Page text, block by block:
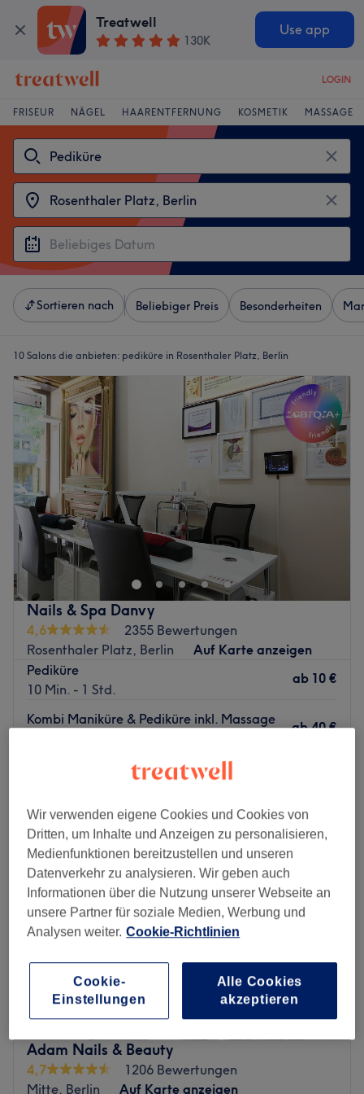
Treatwell
130K
Use app
LOGIN
FRISEUR NÄGEL HAARENTFERNUNG KOSMETIK MASSAGE
Sortieren nach Beliebiger Preis Besonderheiten
10 Salons die anbieten: pediküre in Rosenthaler Platz, Berlin
Nails & Spa Danvy
4,6
2355 Bewertungen
Rosenthaler Platz, Berlin
Auf Karte anzeigen
Pediküre
10 Min. - 1 Std.
ab 10 €
Kombi Maniküre & Pediküre inkl. Massage
ab 40 €
Dienstag
10:00– 20:00
Mittwoch
10:00–20:00
Donnerstag
10:00–20:00
Freitag
10:00–20:00
Samstag
10:00–18:00
Sonntag
Geschlossen
Besuche die Spezialisten für Nailart bei Nails & Spa
Danvy in Berlin Mitte! Hier heißt man dich in freundlicher
und gemütlicher Atmosphäre herzlich willkommen. Hier
bekommst du professionelle Nageldesign nach neuesten
Trends und Techniken und klassisch pflegende
Behandlungen für Hände und Füße. Außerdem findest du
auch Wimpern- und Augenbrauenbehandlungen,
Adam Nails & Beauty
4,7
1206 Bewertungen
Mitte, Berlin
Auf Karte anzeigen
Wir verwenden eigene Cookies und Cookies von
Dritten, um Inhalte und Anzeigen zu personalisieren,
Medienfunktionen bereitzustellen und unseren
Datenverkehr zu analysieren. Wir geben auch
Informationen über die Nutzung unserer Webseite an
unsere Partner für soziale Medien, Werbung und
Analysen weiter. Cookie-Richtlinien
Cookie-
Einstellungen
Alle Cookies
akzeptieren